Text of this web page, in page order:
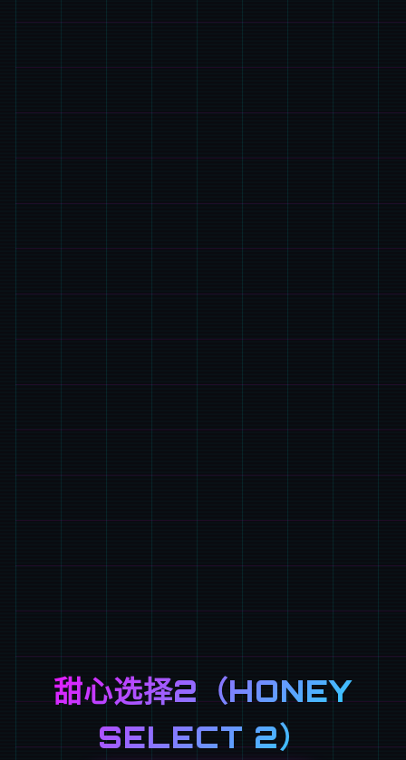
甜心选择2（HONEY
SELECT 2）